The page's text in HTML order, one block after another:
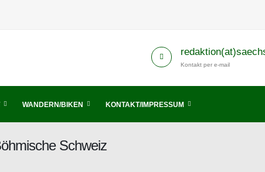
Kontakt per e-mail
WANDERN/BIKEN KONTAKT/IMPRESSUM
Schweiz